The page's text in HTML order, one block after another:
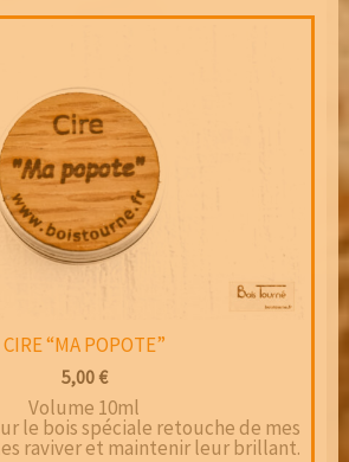
CIRE “MA POPOTE”
5,00 €
Volume 10ml
le bois spéciale retouche de mes
raviver et maintenir leur brillant.